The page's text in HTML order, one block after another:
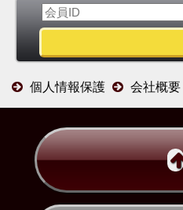
個人情報保護 会社概要